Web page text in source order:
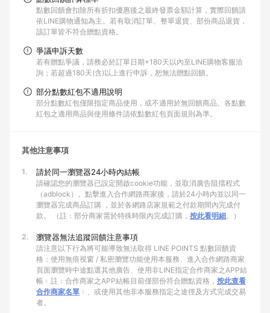
點數回饋會扣除所有折扣優惠後之最終發票金額計算，實際回饋請
依LINE購物通知為主。若有取消訂單、整單退貨、部份商品退貨，
該訂單皆不符合贈點資格。
爭議申訴天數
若有贈點爭議，請務必於訂單日期+180天以內至LINE購物客服洽
詢；若超過180天(含)以上進行申訴，恕無法贈點回饋。
部分點數紅包不適用說明
部分點數紅包僅限指定商品使用，或不適用於無回饋商品。各點數
紅包之適用商品與使用條件請依點數紅包頁面規則為準。
其他注意事項
1. 請於同一瀏覽器24小時內結帳
請確認您的瀏覽器已設定開啟cookie功能，並取消廣告阻擋程式
（adblock）。點擊進入合作網路商家後，請於24小時內並以同一
瀏覽器完成商品訂購 ，並於各網路店家規範之付款期間內完成付
款。 （註：部分商家需於特殊時限內完成訂購， 按此看明細。）
2. 瀏覽器無法追蹤回饋注意事項
請注意以下行為將可能導致無法取得 LINE POINTS 點數回饋資
格：使用無痕視窗 / 私密瀏覽功能使用本服務、進入合作網路商家
頁面瀏覽時中途點選其他廣告、使用非LINE指定合作商家之APP結
帳﹙註：合作商家之APP結帳目前僅部份符合贈點資格， 按此查看
合作商家名單 ﹚、或使用其他非本服務指定之途徑及方式完成交易
者。